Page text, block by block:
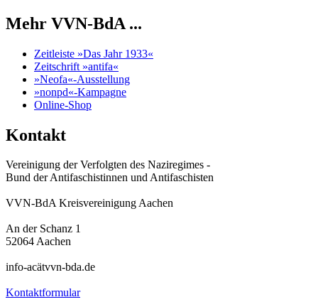
Mehr VVN-BdA ...
Zeitleiste »Das Jahr 1933«
Zeitschrift »antifa«
»Neofa«-Ausstellung
»nonpd«-Kampagne
Online-Shop
Kontakt
Vereinigung der Verfolgten des Naziregimes -
Bund der Antifaschistinnen und Antifaschisten
VVN-BdA Kreisvereinigung Aachen
An der Schanz 1
52064 Aachen
info-acätvvn-bda.de
Kontaktformular